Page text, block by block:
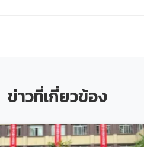
ข่าวที่เกี่ยวข้อง